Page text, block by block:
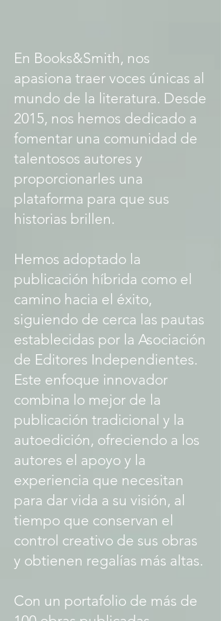
En Books&Smith, nos
apasiona traer voces únicas al
mundo de la literatura. Desde
2015, nos hemos dedicado a
fomentar una comunidad de
talentosos autores y
proporcionarles una
plataforma para que sus
historias brillen.
Hemos adoptado la
publicación híbrida como el
camino hacia el éxito,
siguiendo de cerca las pautas
establecidas por la Asociación
de Editores Independientes.
Este enfoque innovador
combina lo mejor de la
publicación tradicional y la
autoedición, ofreciendo a los
autores el apoyo y la
experiencia que necesitan
para dar vida a su visión, al
tiempo que conservan el
control creativo de sus obras
y obtienen regalías más altas.
Con un portafolio de más de